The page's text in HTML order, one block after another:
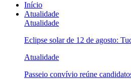
Início
Atualidade
Atualidade
Eclipse solar de 12 de agosto:
Atualidade
Passeio convívio reúne